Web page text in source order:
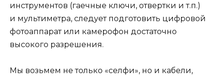
инструментов (гаечные ключи, отвертки и т.п.)
и мультиметра, следует подготовить цифровой
фотоаппарат или камерофон достаточно
высокого разрешения.
Мы возьмем не только «селфи», но и кабели,